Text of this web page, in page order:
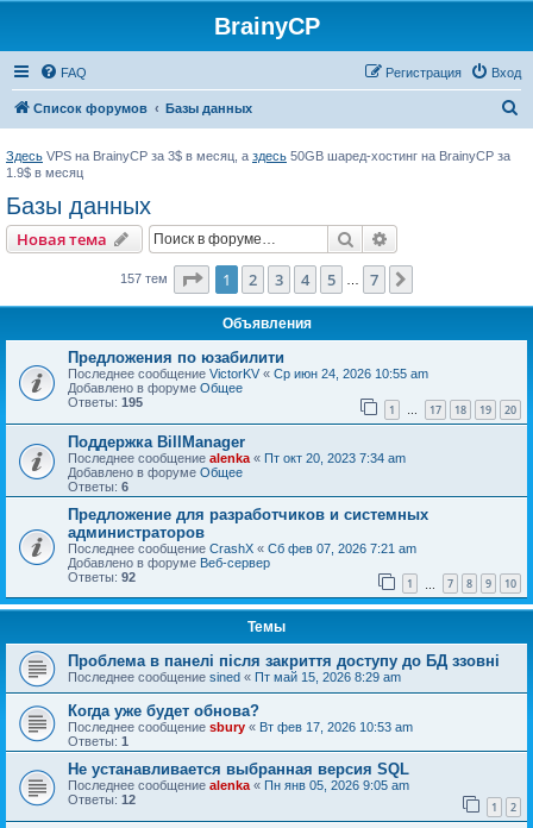
BrainyCP
FAQ Вход
Регистрация
Список форумов Базы данных
Здесь VPS на BrainyCP за 3$ в месяц, а здесь 50GB шаред-хостинг на BrainyCP за
1.9$ в месяц
Базы данных
Новая тема Поиск
157 тем Страница из
1 2 3 4 5 7
Объявления
Предложения по юзабилити
Последнее сообщение VictorKV « Ср июн 24, 2026 10:55 am
Добавлено в форуме Общее
Ответы: 195 1 … 17 18 19 20
Поддержка BillManager
Последнее сообщение alenka « Пт окт 20, 2023 7:34 am
Добавлено в форуме Общее
Ответы: 6
Предложение для разработчиков и системных
администраторов
Последнее сообщение CrashX « Сб фев 07, 2026 7:21 am
Добавлено в форуме Веб-сервер
Ответы: 92 1 7 8 9 10
Темы
Проблема в панелі після закриття доступу до БД ззовні
Последнее сообщение sined « Пт май 15, 2026 8:29 am
Когда уже будет обнова?
Последнее сообщение sbury « Вт фев 17, 2026 10:53 am
Ответы: 1
Не устанавливается выбранная версия SQL
Последнее сообщение alenka « Пн янв 05, 2026 9:05 am
Ответы: 12 1 2